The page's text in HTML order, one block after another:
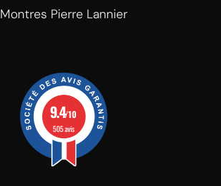
Montres Pierre Lannier
9.4/10
505 avis